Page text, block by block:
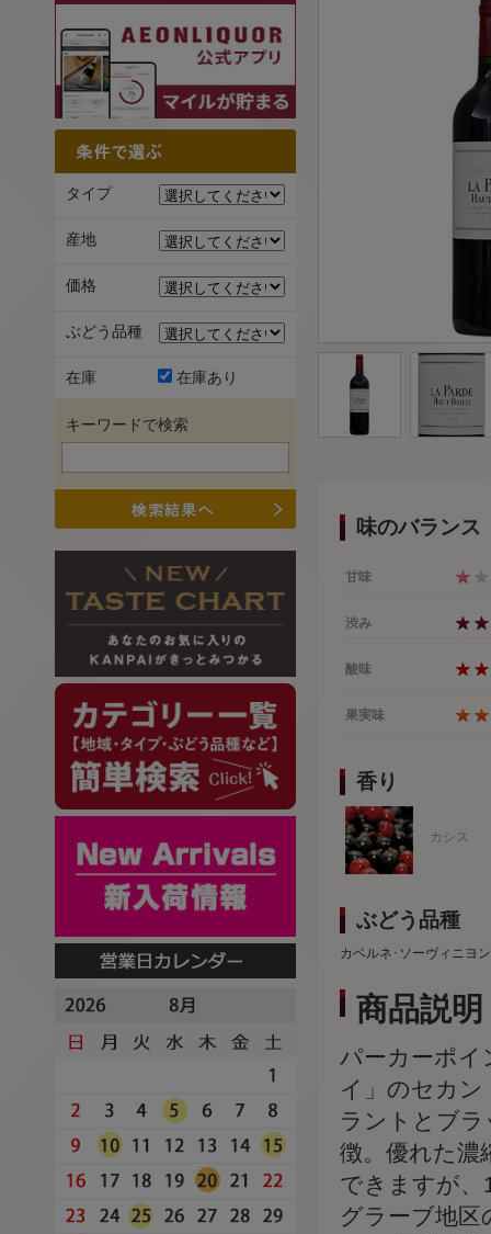
味のバランス
甘味
渋み
酸味
果実味
香り
カシス
ぶどう品種
カベルネ･ソーヴィニヨ
商品説明
パーカーポイ
イ」のセカ
ラントとブ
徴。優れた濃
できますが、
グラーブ地
タイプ
産地
価格
ぶどう品種
在庫 在庫あり
キーワードで検索